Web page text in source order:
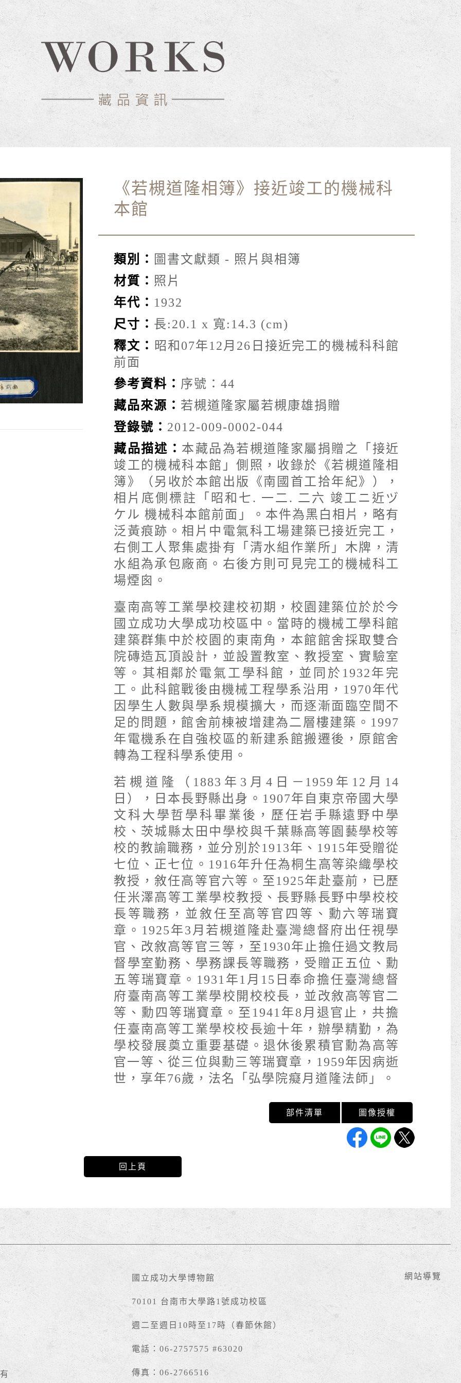
《若槻道隆相簿》接近竣工的機械科
本館
類別： 圖書文獻類 - 照片與相簿
材質： 照片
年代： 1932
尺寸： 長:20.1 x 寬:14.3 (cm)
釋文： 昭和07年12月26日接近完工的機械科科館
前面
參考資料： 序號：44
藏品來源： 若槻道隆家屬若槻康雄捐贈
登錄號： 2012-009-0002-044
藏品描述： 本藏品為若槻道隆家屬捐贈之「接近
竣工的機械科本館」側照，收錄於《若槻道隆相
簿》（另收於本館出版《南國首工拾年紀》），
相片底側標註「昭和七. 一二. 二六 竣工ニ近ヅ
ケル 機械科本館前面」。本件為黑白相片，略有
泛黃痕跡。相片中電氣科工場建築已接近完工，
右側工人聚集處掛有「清水組作業所」木牌，清
水組為承包廠商。右後方則可見完工的機械科工
場煙囪。
臺南高等工業學校建校初期，校園建築位於於今
國立成功大學成功校區中。當時的機械工學科館
建築群集中於校園的東南角，本館館舍採取雙合
院磚造瓦頂設計，並設置教室、教授室、實驗室
等。其相鄰於電氣工學科館，並同於1932年完
工。此科館戰後由機械工程學系沿用，1970年代
因學生人數與學系規模擴大，而逐漸面臨空間不
足的問題，館舍前棟被增建為二層樓建築。1997
年電機系在自強校區的新建系館搬遷後，原館舍
轉為工程科學系使用。
若槻道隆（1883年3月4日－1959年12月14
日），日本長野縣出身。1907年自東京帝國大學
文科大學哲學科畢業後，歷任岩手縣遠野中學
校、茨城縣太田中學校與千葉縣高等園藝學校等
校的教諭職務，並分別於1913年、1915年受贈從
七位、正七位。1916年升任為桐生高等染織學校
教授，敘任高等官六等。至1925年赴臺前，已歷
任米澤高等工業學校教授、長野縣長野中學校校
長等職務，並敘任至高等官四等、勳六等瑞寶
章。1925年3月若槻道隆赴臺灣總督府出任視學
官、改敘高等官三等，至1930年止擔任過文教局
督學室勤務、學務課長等職務，受贈正五位、勳
五等瑞寶章。1931年1月15日奉命擔任臺灣總督
府臺南高等工業學校開校校長，並改敘高等官二
等、勳四等瑞寶章。至1941年8月退官止，共擔
任臺南高等工業學校校長逾十年，辦學精勤，為
學校發展奠立重要基礎。退休後累積官勳為高等
官一等、從三位與勳三等瑞寶章，1959年因病逝
世，享年76歲，法名「弘學院癡月道隆法師」。
回上頁
國立成功大學博物館
70101 台南市大學路1號成功校區
週二至週日10時至17時（春節休館）
電話：06-2757575 #63020
傳真：06-2766516
網站導覽